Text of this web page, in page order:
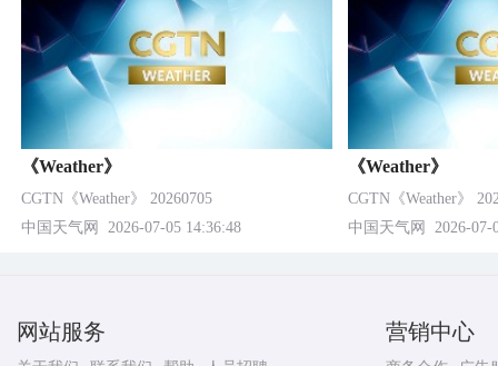
《Weather》
CGTN《Weather》 20260705
中国天气网
2026-07-05 14:36:48
《Weather》
CGTN《Weather》
中国天气网
2026-07-
网站服务 营销中心